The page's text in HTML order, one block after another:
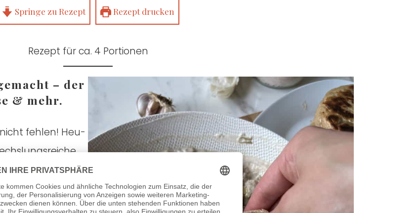
Sprin­ge zu Rezept Rezept dru­cken
Rezept für ca. 4 Por­tio­nen
– der
& mehr.
nicht feh­len! Heu­
und